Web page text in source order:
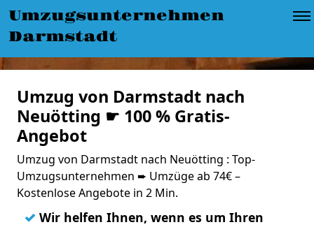
Umzugsunternehmen
Darmstadt
Umzug von Darmstadt nach
Neuötting ☛ 100 % Gratis-
Angebot
Umzug von Darmstadt nach Neuötting : Top-
Umzugsunternehmen ➨ Umzüge ab 74€ –
Kostenlose Angebote in 2 Min.
✓ Wir helfen Ihnen, wenn es um Ihren